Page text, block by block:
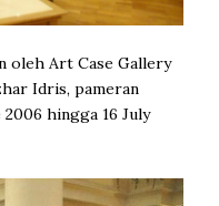
oleh Art Case Gallery
Idris, pameran
hingga 16 July